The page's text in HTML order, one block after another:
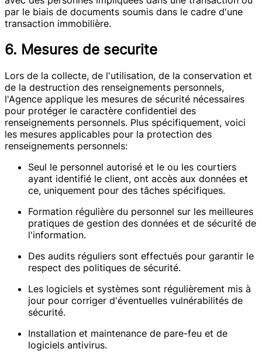
par le biais de documents soumis dans le cadre d'une
transaction immobilière.
6. Mesures de securite
Lors de la collecte, de l'utilisation, de la conservation et
de la destruction des renseignements personnels,
l'Agence applique les mesures de sécurité nécessaires
pour protéger le caractère confidentiel des
renseignements personnels. Plus spécifiquement, voici
les mesures applicables pour la protection des
renseignements personnels:
Seul le personnel autorisé et le ou les courtiers
ayant identifié le client, ont accès aux données et
ce, uniquement pour des tâches spécifiques.
Formation régulière du personnel sur les meilleures
pratiques de gestion des données et de sécurité de
l'information.
Des audits réguliers sont effectués pour garantir le
respect des politiques de sécurité.
Les logiciels et systèmes sont régulièrement mis à
jour pour corriger d'éventuelles vulnérabilités de
sécurité.
Installation et maintenance de pare-feu et de
logiciels antivirus.